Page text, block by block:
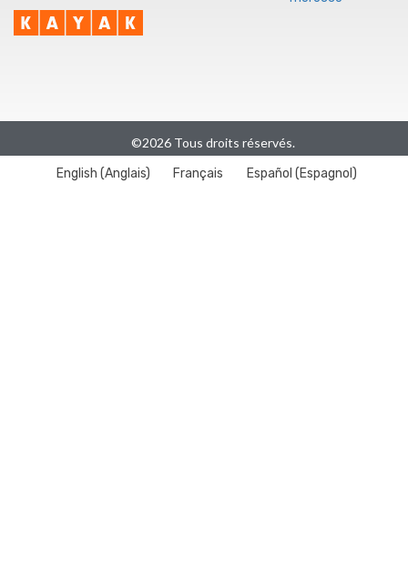
©2026 Tous droits réservés.
English (Anglais) Français Español (Espagnol )